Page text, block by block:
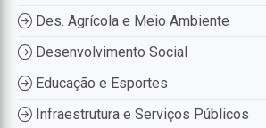
Des. Agrícola e Meio Ambiente
Desenvolvimento Social
Educação e Esportes
Infraestrutura e Serviços Públicos